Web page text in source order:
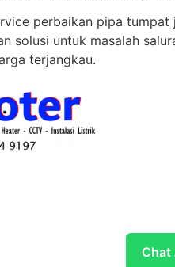
perbaikan pipa
solusi untuk masalah
terjangkau.
Chat